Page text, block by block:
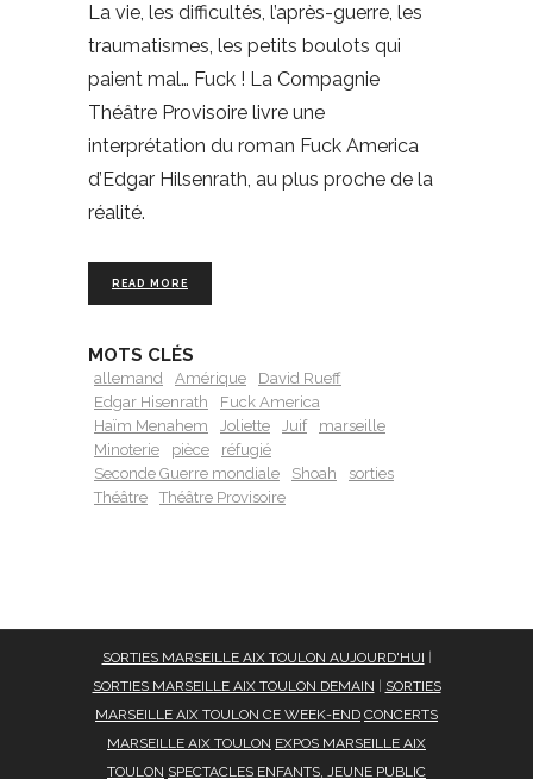
La vie, les difficultés, l’après-guerre, les
traumatismes, les petits boulots qui
paient mal… Fuck ! La Compagnie
Théâtre Provisoire livre une
interprétation du roman Fuck America
d’Edgar Hilsenrath, au plus proche de la
réalité.
READ MORE
MOTS CLÉS
allemand Amérique
David Rueff
Edgar Hisenrath
Fuck America
Haïm Menahem
Joliette Juif
marseille
Minoterie
pièce
réfugié
Seconde Guerre mondiale
Shoah
sorties
Théâtre
Théâtre Provisoire
SORTIES MARSEILLE AIX TOULON AUJOURD'HUI
SORTIES MARSEILLE AIX TOULON DEMAIN
SORTIES
MARSEILLE AIX TOULON CE WEEK-END CONCERTS
MARSEILLE AIX TOULON EXPOS MARSEILLE AIX
TOULON SPECTACLES ENFANTS, JEUNE PUBLIC